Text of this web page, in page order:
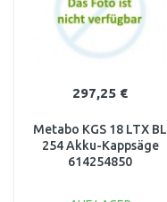
297,25 €
Metabo KGS 18 LTX BL
254 Akku-Kappsäge
614254850